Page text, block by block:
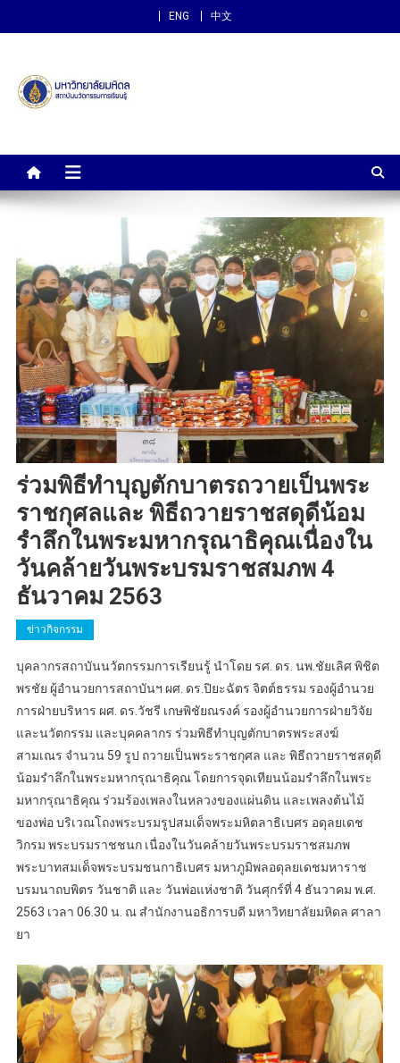
ENG 中文
สถาบันนวัตกรรมการเรียนรู้
ร่วมพิธีทำบุญตักบาตรถวายเป็นพระ
ราชกุศลและ พิธีถวายราชสดุดีน้อม
รำลึกในพระมหากรุณาธิคุณเนื่องใน
วันคล้ายวันพระบรมราชสมภพ 4
ธันวาคม 2563
ข่าวกิจกรรม
บุคลากรสถาบันนวัตกรรมการเรียนรู้ นำโดย รศ. ดร. นพ.ชัยเลิศ พิชิต
พรชัย ผู้อำนวยการสถาบันฯ ผศ. ดร.ปิยะฉัตร จิตต์ธรรม รองผู้อำนวย
การฝ่ายบริหาร ผศ. ดร.วัชรี เกษพิชัยณรงค์ รองผู้อำนวยการฝ่ายวิจัย
และนวัตกรรม และบุคคลากร ร่วมพิธีทำบุญตักบาตรพระสงฆ์
สามเณร จำนวน 59 รูป ถวายเป็นพระราชกุศล และ พิธีถวายราชสดุดี
น้อมรำลึกในพระมหากรุณาธิคุณ โดยการจุดเทียนน้อมรำลึกในพระ
มหากรุณาธิคุณ ร่วมร้องเพลงในหลวงของแผ่นดิน และเพลงต้นไม้
ของพ่อ บริเวณโถงพระบรมรูปสมเด็จพระมหิตลาธิเบศร อดุลยเดช
วิกรม พระบรมราชชนก เนื่องในวันคล้ายวันพระบรมราชสมภพ
พระบาทสมเด็จพระบรมชนกาธิเบศร มหาภูมิพลอดุลยเดชมหาราช
บรมนาถบพิตร วันชาติ และ วันพ่อแห่งชาติ วันศุกร์ที่ 4 ธันวาคม พ.ศ.
2563 เวลา 06.30 น. ณ สำนักงานอธิการบดี มหาวิทยาลัยมหิดล ศาลา
ยา